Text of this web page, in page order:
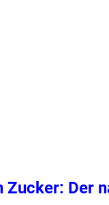
Zucker: Der